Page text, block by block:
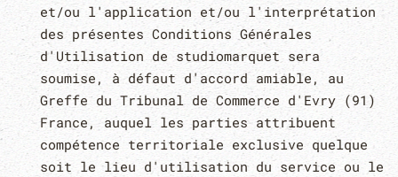
et/ou l'application et/ou l'interprétation
des présentes Conditions Générales
d'Utilisation de studiomarquet sera
soumise, à défaut d'accord amiable, au
Greffe du Tribunal de Commerce d'Evry (91)
France, auquel les parties attribuent
compétence territoriale exclusive quelque
soit le lieu d'utilisation du service ou le